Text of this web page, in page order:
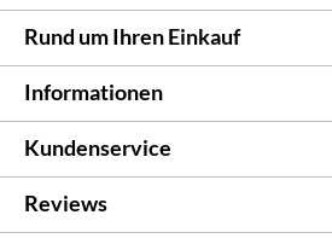
Rund um Ihren Einkauf
Informationen
Kundenservice
Reviews